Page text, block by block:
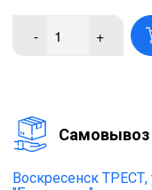
- +
Cамовывоз
Воскресенск ТРЕСТ,